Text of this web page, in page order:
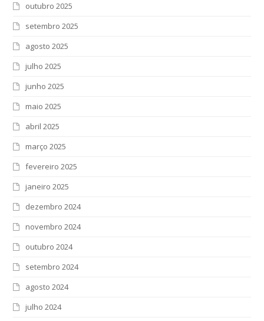
outubro 2025
setembro 2025
agosto 2025
julho 2025
junho 2025
maio 2025
abril 2025
março 2025
fevereiro 2025
janeiro 2025
dezembro 2024
novembro 2024
outubro 2024
setembro 2024
agosto 2024
julho 2024